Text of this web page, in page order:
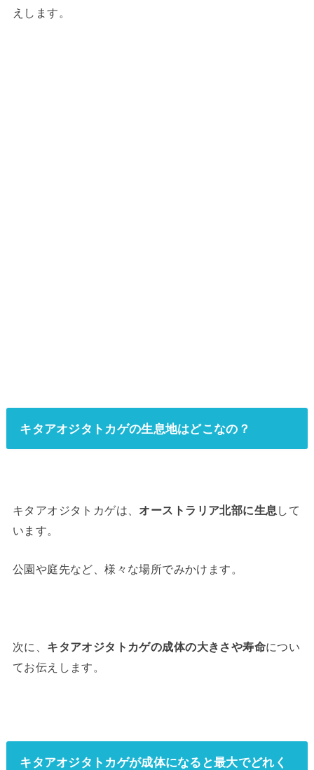
えします。
キタアオジタトカゲの生息地はどこなの？
キタアオジタトカゲは、 オーストラリア北部に生息 して
います。
公園や庭先など、様々な場所でみかけます。
次に、 キタアオジタトカゲの成体の大きさや寿命につい
てお伝えします。
キタアオジタトカゲが成体になると最大でどれく